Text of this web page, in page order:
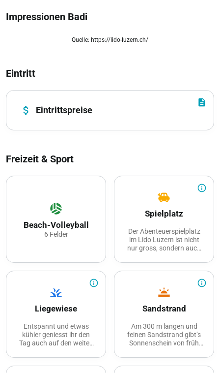
Impressionen Badi
Quelle: https://lido-luzern.ch/
Eintritt
description
attach_money Eintrittspreise
Freizeit & Sport
sports_volleyball
Beach-Volleyball
6 Felder
info_outline
toys
Spielplatz
Der Abenteuerspielplatz
im Lido Luzern ist nicht
nur gross, sondern auch
Kinderaugen! Hohe
Spieltürme,
Rutschbahnen, Schaukeln
und eine Seilbahn – die
Kids können nach
verstecken und austoben.
info_outline
grass
Liegewiese
Entspannt und etwas
kühler geniesst ihr den
Tag auch auf den weiten
der grossen Bäume.
info_outline
wb_twighlight
Sandstrand
Am 300 m langen und
feinen Sandstrand gibt’s
Sonnenschein von früh